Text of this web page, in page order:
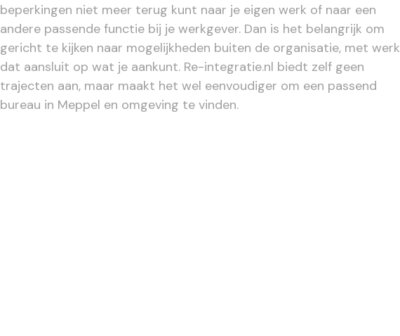
beperkingen niet meer terug kunt naar je eigen werk of naar een
andere passende functie bij je werkgever. Dan is het belangrijk om
gericht te kijken naar mogelijkheden buiten de organisatie, met werk
dat aansluit op wat je aankunt. Re-integratie.nl biedt zelf geen
trajecten aan, maar maakt het wel eenvoudiger om een passend
bureau in Meppel en omgeving te vinden.